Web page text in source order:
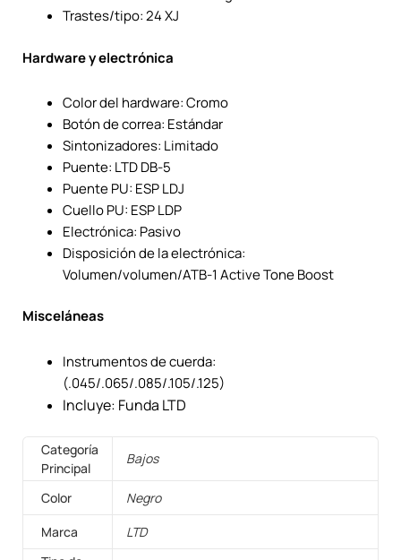
Trastes/tipo: 24 XJ
Hardware y electrónica
Color del hardware: Cromo
Botón de correa: Estándar
Sintonizadores: Limitado
Puente: LTD DB-5
Puente PU: ESP LDJ
Cuello PU: ESP LDP
Electrónica: Pasivo
Disposición de la electrónica:
Volumen/volumen/ATB-1 Active Tone Boost
Misceláneas
Instrumentos de cuerda:
(.045/.065/.085/.105/.125)
Incluye: Funda LTD
Categoría
Principal
Bajos
Color
Negro
Marca
LTD